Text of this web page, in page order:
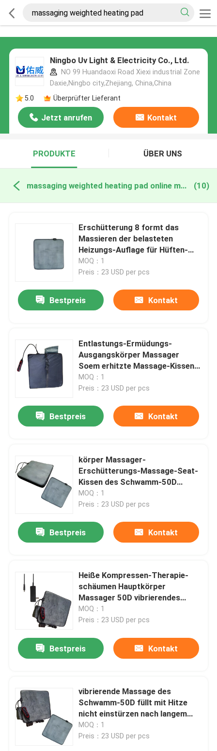
Ningbo Uv Light & Electricity Co., Ltd.
NO 99 Huandaoxi Road Xiexi industrial Zone
Daxie,Ningbo city,Zhejiang, China,China
5.0
Überprüfter Lieferant
Jetzt anrufen Kontakt
PRODUKTE ÜBER UNS
massaging weighted heating pad online manufacture (10)
Erschütterung 8 formt das
Massieren der belasteten
Heizungs-Auflage für Hüften-
Akupunktur
MOQ：1
Preis：23 USD per pcs
Bestpreis Kontakt
Entlastungs-Ermüdungs-
Ausgangskörper Massager
Soem erhitzte Massage-Kissen
für Stuhl
MOQ：1
Preis：23 USD per pcs
Bestpreis Kontakt
körper Massager-
Erschütterungs-Massage-Seat-
Kissen des Schwamm-50D
verbessern Hauptmetabolismus
MOQ：1
Preis：23 USD per pcs
Bestpreis Kontakt
Heiße Kompressen-Therapie-
schäumen Hauptkörper
Massager 50D vibrierendes
Seat-Kissen
MOQ：1
Preis：23 USD per pcs
Bestpreis Kontakt
vibrierende Massage des
Schwamm-50D füllt mit Hitze
nicht einstürzen nach langem
Sitzen auf
MOQ：1
Preis：23 USD per pcs